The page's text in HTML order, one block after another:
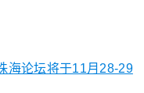
海论坛将于11月28-29